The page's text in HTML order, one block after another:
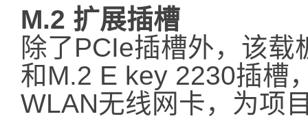
M.2 扩展插槽
除了PCIe插槽外，该
和M.2 E key 2230插槽
WLAN无线网卡，为项